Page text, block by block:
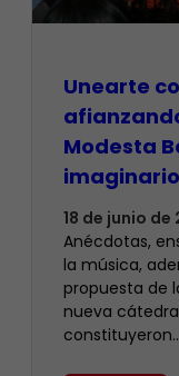
Unearte
Modesta
18 de junio de
Anécdotas,
la música,
propuesta de
nueva